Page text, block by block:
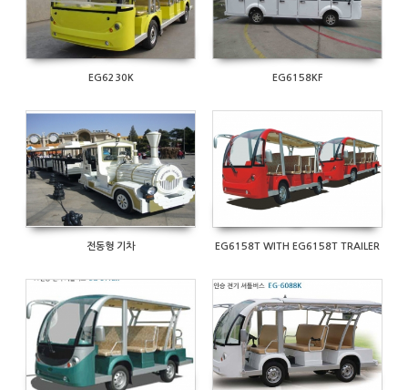
EG6230K EG6158KF
554
전동형 기차
466
EG6158T WITH EG6158T TRAILER
477 481